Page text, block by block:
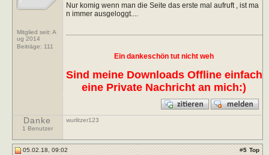
Mitglied seit: A
ug 2014
Beiträge: 111
Nur komig wenn man die Seite das erste mal aufruft , ist ma
n immer ausgeloggt....
Ein dankeschön tut nicht weh
Sind meine Downloads Offline einfach
eine Private Nachricht an mich:)
Danke
1 Benutzer
wurlitzer123
05.02.18, 09:02 #5 Top